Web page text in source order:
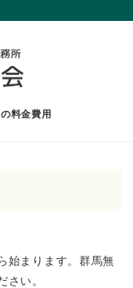
始まります。群馬無
さい。
料金費用